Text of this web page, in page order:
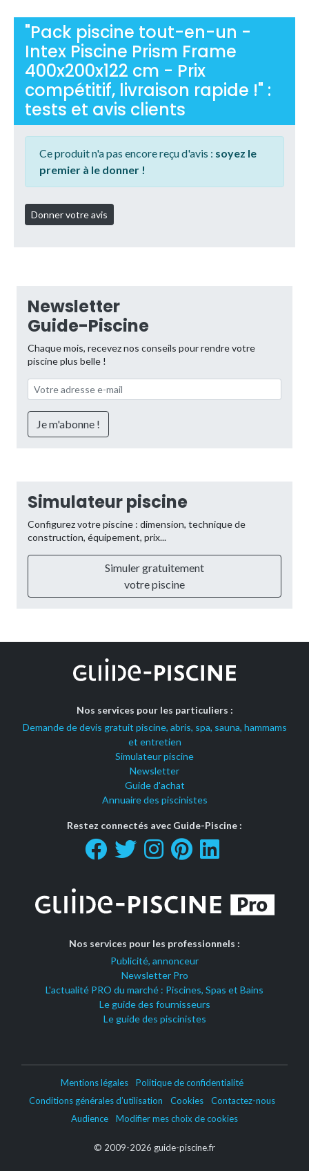
"Pack piscine tout-en-un -
Intex Piscine Prism Frame
400x200x122 cm - Prix
compétitif, livraison rapide !" :
tests et avis clients
Ce produit n'a pas encore reçu d'avis : soyez le
premier à le donner !
Newsletter
Guide-Piscine
Chaque mois, recevez nos conseils pour rendre votre
piscine plus belle !
Simulateur piscine
Configurez votre piscine : dimension, technique de
construction, équipement, prix...
Simuler gratuitement
votre piscine
Nos services pour les particuliers :
Demande de devis gratuit piscine, abris, spa, sauna, hammams
et entretien
Simulateur piscine
Newsletter
Guide d'achat
Annuaire des piscinistes
Restez connectés avec Guide-Piscine :
Nos services pour les professionnels :
Publicité, annonceur
Newsletter Pro
L'actualité PRO du marché : Piscines, Spas et Bains
Le guide des fournisseurs
Le guide des piscinistes
Mentions légales
Politique de confidentialité
Conditions générales d’utilisation
Cookies
Contactez-nous
Audience
Modifier mes choix de cookies
© 2009-2026 guide-piscine.fr